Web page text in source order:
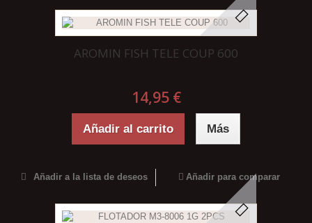
AROMIN FISH TELE COUP 600
14,95 €
Añadir al carrito Más
Añadir a la lista de deseos Añadir para comparar